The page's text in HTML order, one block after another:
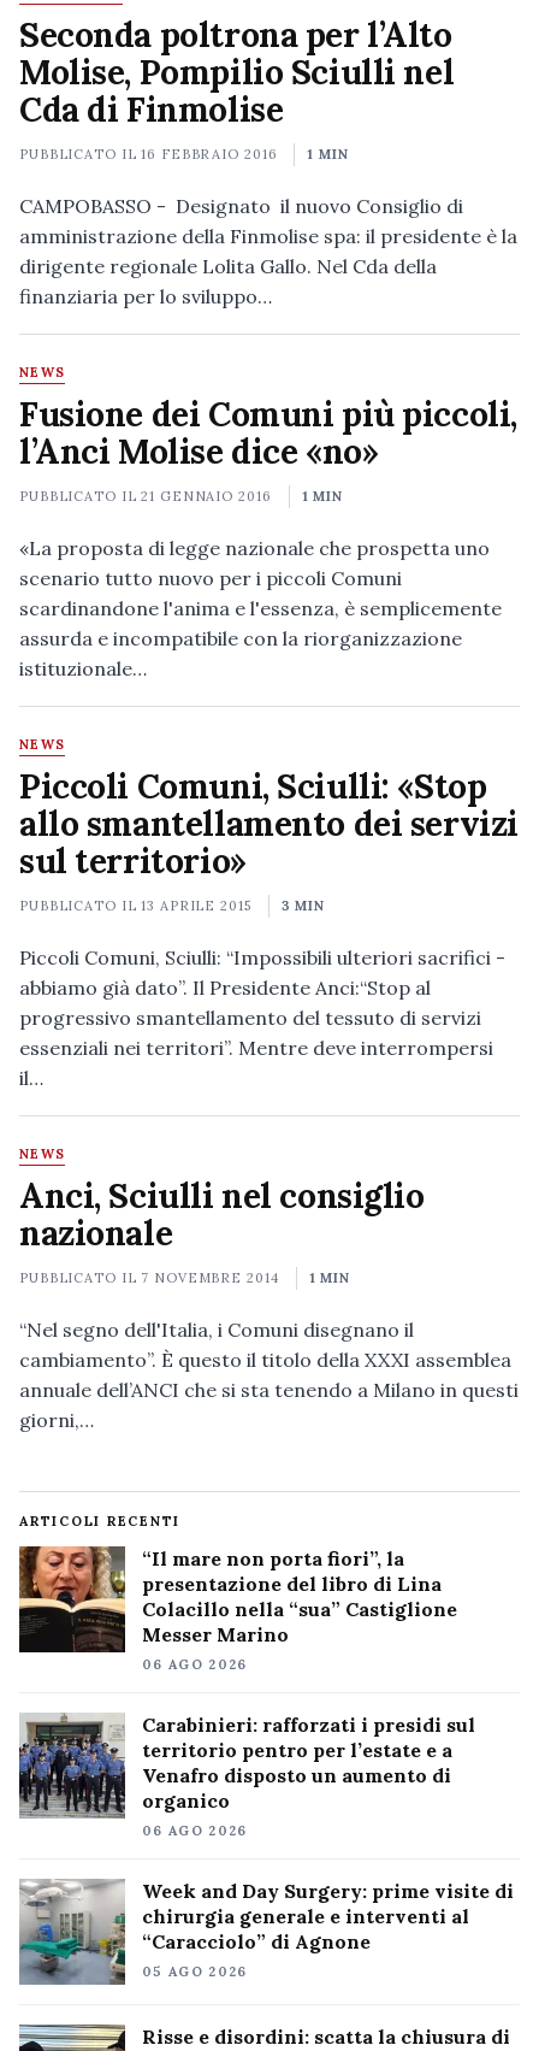
Seconda poltrona per l’Alto
Molise, Pompilio Sciulli nel
Cda di Finmolise
PUBBLICATO IL16 FEBBRAIO 2016 1 MIN
CAMPOBASSO - Designato il nuovo Consiglio di
amministrazione della Finmolise spa: il presidente è la
dirigente regionale Lolita Gallo. Nel Cda della
finanziaria per lo sviluppo…
NEWS
Fusione dei Comuni più piccoli,
l’Anci Molise dice «no»
PUBBLICATO IL21 GENNAIO 2016 1 MIN
«La proposta di legge nazionale che prospetta uno
scenario tutto nuovo per i piccoli Comuni
scardinandone l'anima e l'essenza, è semplicemente
assurda e incompatibile con la riorganizzazione
istituzionale…
NEWS
Piccoli Comuni, Sciulli: «Stop
allo smantellamento dei servizi
sul territorio»
PUBBLICATO IL13 APRILE 2015 3 MIN
Piccoli Comuni, Sciulli: “Impossibili ulteriori sacrifici -
abbiamo già dato”. Il Presidente Anci:“Stop al
progressivo smantellamento del tessuto di servizi
essenziali nei territori”. Mentre deve interrompersi
il…
NEWS
Anci, Sciulli nel consiglio
nazionale
PUBBLICATO IL 7 NOVEMBRE 2014 1 MIN
“Nel segno dell'Italia, i Comuni disegnano il
cambiamento”. È questo il titolo della XXXI assemblea
annuale dell’ANCI che si sta tenendo a Milano in questi
giorni,…
ARTICOLI RECENTI
“Il mare non porta fiori”, la
presentazione del libro di Lina
Colacillo nella “sua” Castiglione
Messer Marino
06 AGO 2026
Carabinieri: rafforzati i presidi sul
territorio pentro per l’estate e a
Venafro disposto un aumento di
organico
06 AGO 2026
Week and Day Surgery: prime visite di
chirurgia generale e interventi al
“Caracciolo” di Agnone
05 AGO 2026
Risse e disordini: scatta la chiusura di